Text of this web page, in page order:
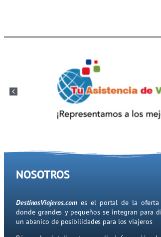
NOSOTROS
DestinosViajeros.com es el portal de la oferta
donde grandes y pequeños se integran para
un abanico de posibilidades para los viajeros